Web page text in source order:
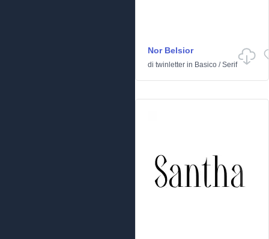
Nor Belsior
di twinletter in Basico /Serif